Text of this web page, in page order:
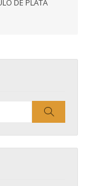
DE PLATA